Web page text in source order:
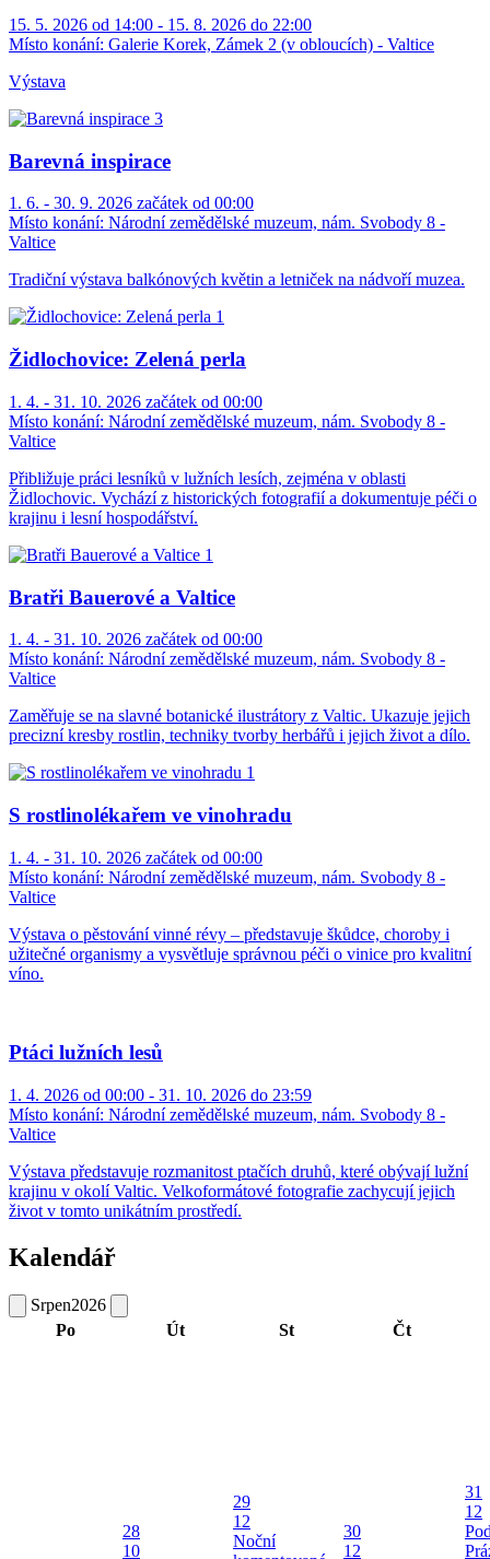
15. 5. 2026 od 14:00 - 15. 8. 2026 do 22:00
Místo konání: Galerie Korek, Zámek 2 (v obloucích) - Valtice
Výstava
Barevná inspirace
1. 6. - 30. 9. 2026 začátek od 00:00
Místo konání: Národní zemědělské muzeum, nám. Svobody 8 -
Valtice
Tradiční výstava balkónových květin a letniček na nádvoří muzea.
Židlochovice: Zelená perla
1. 4. - 31. 10. 2026 začátek od 00:00
Místo konání: Národní zemědělské muzeum, nám. Svobody 8 -
Valtice
Přibližuje práci lesníků v lužních lesích, zejména v oblasti
Židlochovic. Vychází z historických fotografií a dokumentuje péči o
krajinu i lesní hospodářství.
Bratři Bauerové a Valtice
1. 4. - 31. 10. 2026 začátek od 00:00
Místo konání: Národní zemědělské muzeum, nám. Svobody 8 -
Valtice
Zaměřuje se na slavné botanické ilustrátory z Valtic. Ukazuje jejich
precizní kresby rostlin, techniky tvorby herbářů i jejich život a dílo.
S rostlinolékařem ve vinohradu
1. 4. - 31. 10. 2026 začátek od 00:00
Místo konání: Národní zemědělské muzeum, nám. Svobody 8 -
Valtice
Výstava o pěstování vinné révy – představuje škůdce, choroby i
užitečné organismy a vysvětluje správnou péči o vinice pro kvalitní
víno.
Ptáci lužních lesů
1. 4. 2026 od 00:00 - 31. 10. 2026 do 23:59
Místo konání: Národní zemědělské muzeum, nám. Svobody 8 -
Valtice
Výstava představuje rozmanitost ptačích druhů, které obývají lužní
krajinu v okolí Valtic. Velkoformátové fotografie zachycují jejich
život v tomto unikátním prostředí.
Kalendář
Srpen2026
Po
Út St Čt
28
10
29
12
Noční
30
12
31
12